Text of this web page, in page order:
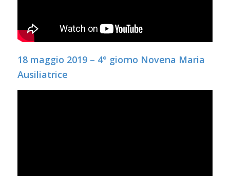
18 maggio 2019 – 4° giorno Novena Maria
Ausiliatrice